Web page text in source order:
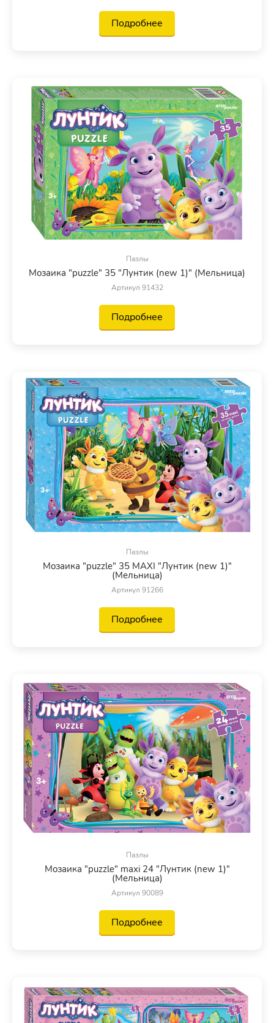
Подробнее
Пазлы
Мозаика "puzzle" 35 "Лунтик (new 1)" (Мельница)
Артикул 91432
Подробнее
Пазлы
Мозаика "puzzle" 35 MAXI "Лунтик (new 1)"
(Мельница)
Артикул 91266
Подробнее
Пазлы
Мозаика "puzzle" maxi 24 "Лунтик (new 1)"
(Мельница)
Артикул 90089
Подробнее